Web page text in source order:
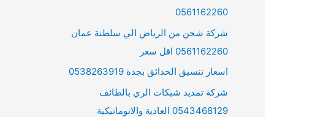
0561162260
شركة شحن من الرياض الي سلطنة عمان
0561162260 اقل سعر
اسعار تنسيق الحدائق بجدة 0538263919
شركة تمديد شبكات الري بالطائف
0543468129 العادية والاتوماتيكية